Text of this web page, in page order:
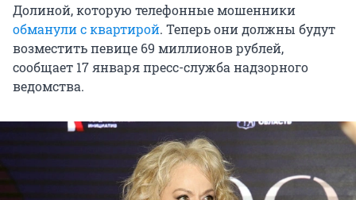
Долиной, которую телефонные мошенники
обманули с квартирой. Теперь они должны будут
возместить певице 69 миллионов рублей,
сообщает 17 января пресс-служба надзорного
ведомства.